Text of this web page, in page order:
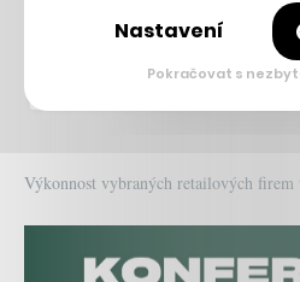
Výkonnost vybraných retailových
Nastavení
Pokračovat s